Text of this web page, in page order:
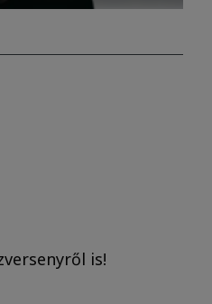
is!